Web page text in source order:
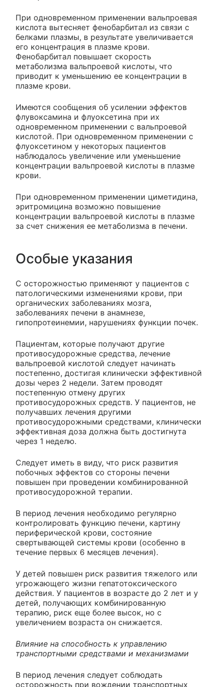
При одновременном применении вальпроевая
кислота вытесняет фенобарбитал из связи с
белками плазмы, в результате увеличивается
его концентрация в плазме крови.
Фенобарбитал повышает скорость
метаболизма вальпроевой кислоты, что
приводит к уменьшению ее концентрации в
плазме крови.
Имеются сообщения об усилении эффектов
флувоксамина и флуоксетина при их
одновременном применении с вальпроевой
кислотой. При одновременном применении с
флуоксетином у некоторых пациентов
наблюдалось увеличение или уменьшение
концентрации вальпроевой кислоты в плазме
крови.
При одновременном применении циметидина,
эритромицина возможно повышение
концентрации вальпроевой кислоты в плазме
за счет снижения ее метаболизма в печени.
Особые указания
С осторожностью применяют у пациентов с
патологическими изменениями крови, при
органических заболеваниях мозга,
заболеваниях печени в анамнезе,
гипопротеинемии, нарушениях функции почек.
Пациентам, которые получают другие
противосудорожные средства, лечение
вальпроевой кислотой следует начинать
постепенно, достигая клинически эффективной
дозы через 2 недели. Затем проводят
постепенную отмену других
противосудорожных средств. У пациентов, не
получавших лечения другими
противосудорожными средствами, клинически
эффективная доза должна быть достигнута
через 1 неделю.
Следует иметь в виду, что риск развития
побочных эффектов со стороны печени
повышен при проведении комбинированной
противосудорожной терапии.
В период лечения необходимо регулярно
контролировать функцию печени, картину
периферической крови, состояние
свертывающей системы крови (особенно в
течение первых 6 месяцев лечения).
У детей повышен риск развития тяжелого или
угрожающего жизни гепатотоксического
действия. У пациентов в возрасте до 2 лет и у
детей, получающих комбинированную
терапию, риск еще более высок, но с
увеличением возраста он снижается.
Влияние на способность к управлению
транспортными средствами и механизмами
В период лечения следует соблюдать
осторожность при вождении транспортных